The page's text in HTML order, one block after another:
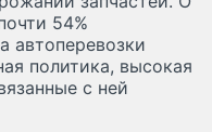
54%
автоперевозки
политика, высокая
с ней